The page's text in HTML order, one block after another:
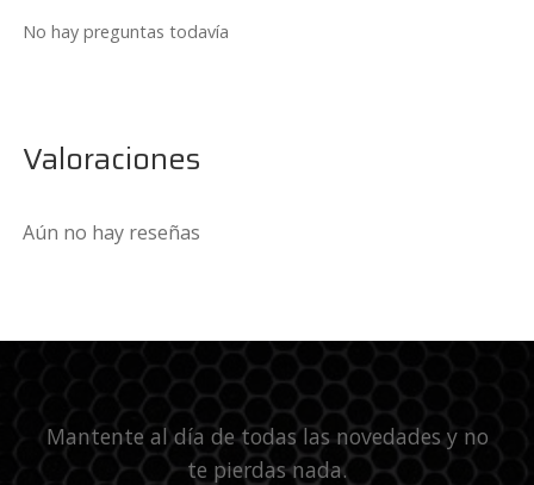
No hay preguntas todavía
Valoraciones
Aún no hay reseñas
Mantente al día de todas las novedades y no
te pierdas nada.